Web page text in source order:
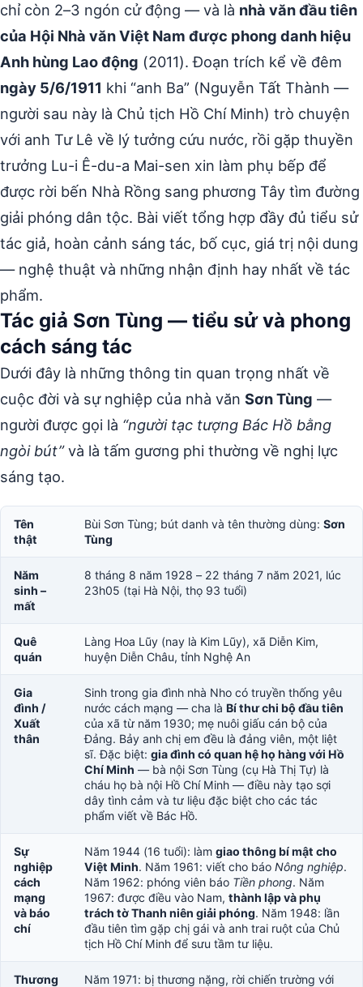
chỉ còn 2–3 ngón cử động — và là nhà văn đầu tiên
của Hội Nhà văn Việt Nam được phong danh hiệu
Anh hùng Lao động (2011). Đoạn trích kể về đêm
ngày 5/6/1911 khi “anh Ba” (Nguyễn Tất Thành —
người sau này là Chủ tịch Hồ Chí Minh) trò chuyện
với anh Tư Lê về lý tưởng cứu nước, rồi gặp thuyền
trưởng Lu-i Ê-du-a Mai-sen xin làm phụ bếp để
được rời bến Nhà Rồng sang phương Tây tìm đường
giải phóng dân tộc. Bài viết tổng hợp đầy đủ tiểu sử
tác giả, hoàn cảnh sáng tác, bố cục, giá trị nội dung
— nghệ thuật và những nhận định hay nhất về tác
phẩm.
Tác giả Sơn Tùng — tiểu sử và phong
cách sáng tác
Dưới đây là những thông tin quan trọng nhất về
cuộc đời và sự nghiệp của nhà văn Sơn Tùng —
người được gọi là “người tạc tượng Bác Hồ bằng
ngòi bút”và là tấm gương phi thường về nghị lực
sáng tạo.
Tên
thật
Bùi Sơn Tùng; bút danh và tên thường dùng: Sơn
Tùng
Năm
sinh –
mất
8 tháng 8 năm 1928 – 22 tháng 7 năm 2021, lúc
23h05 (tại Hà Nội, thọ 93 tuổi)
Quê
quán
Làng Hoa Lũy (nay là Kim Lũy), xã Diễn Kim,
huyện Diễn Châu, tỉnh Nghệ An
Gia
đình /
Xuất
thân
Sinh trong gia đình nhà Nho có truyền thống yêu
nước cách mạng — cha là Bí thư chi bộ đầu tiên
của xã từ năm 1930; mẹ nuôi giấu cán bộ của
Đảng. Bảy anh chị em đều là đảng viên, một liệt
sĩ. Đặc biệt: gia đình có quan hệ họ hàng với Hồ
Chí Minh — bà nội Sơn Tùng (cụ Hà Thị Tự) là
cháu họ bà nội Hồ Chí Minh — điều này tạo sợi
dây tình cảm và tư liệu đặc biệt cho các tác
phẩm viết về Bác Hồ.
Sự
nghiệp
cách
mạng
và báo
chí
Năm 1944 (16 tuổi): làm giao thông bí mật cho
Việt Minh. Năm 1961: viết cho báo Nông nghiệp.
Năm 1962: phóng viên báo Tiền phong. Năm
1967: được điều vào Nam, thành lập và phụ
trách tờ Thanh niên giải phóng. Năm 1948: lần
đầu tiên tìm gặp chị gái và anh trai ruột của Chủ
tịch Hồ Chí Minh để sưu tầm tư liệu.
Thương
Năm 1971: bị thương nặng, rời chiến trường với